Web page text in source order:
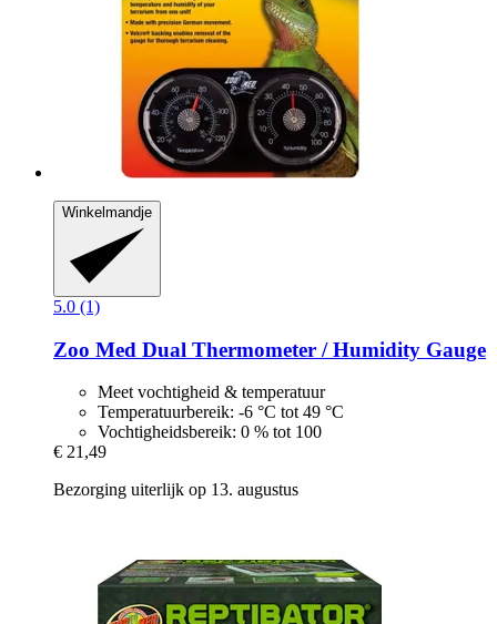
Winkelmandje
5.0 (1)
Zoo Med Dual Thermometer / Humidity Gauge
Meet vochtigheid & temperatuur
Temperatuurbereik: -6 °C tot 49 °C
Vochtigheidsbereik: 0 % tot 100
€ 21,49
Bezorging uiterlijk op 13. augustus